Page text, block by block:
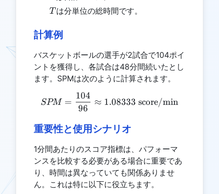
T
T は分単位の総時間です。
計算例
バスケットボールの選手が2試合で104ポイ
ントを獲得し、各試合は48分間続いたとし
ます。SPMは次のように計算されます。
SPM = \frac{104}{96}
SPM =
96
104
≈ 1.08333 score/min
重要性と使用シナリオ
1分間あたりのスコア指標は、パフォーマ
ンスを比較する必要がある場合に重要であ
り、時間は異なっていても関係ありませ
ん。これは特に以下に役立ちます。